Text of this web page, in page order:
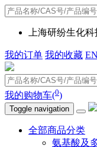
上海研纷生化
我的订单 我的收藏 EN
我的购物车(0)
Toggle navigation
全部商品分类
氨基酸及